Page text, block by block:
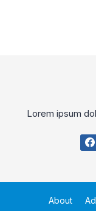
Lorem ipsum
About